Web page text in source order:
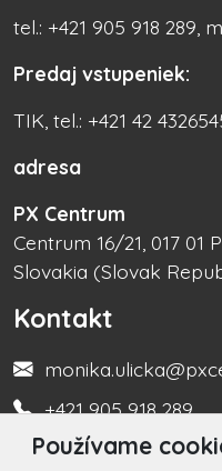
Používame
tel.: +421 905 918 289,
Predaj vstupeniek:
TIK, tel.: +421 42
adresa
PX Centrum
Centrum 16/21, 017 01
Slovakia (Slovak
Kontakt
+421 905 918 289
Turistická